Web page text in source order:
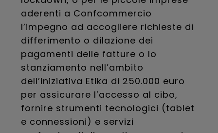
aderenti a Confcommercio
l’impegno ad accogliere richieste di
differimento o dilazione dei
pagamenti delle fatture o lo
stanziamento nell’ambito
dell’iniziativa Etika di 250.000 euro
per assicurare l’accesso al cibo,
fornire strumenti tecnologici (tablet
e connessioni) e servizi